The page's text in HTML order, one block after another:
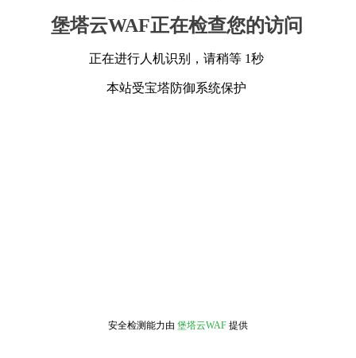
堡塔云WAF正在检查您的访问
正在进行人机识别，请稍等 1秒
本站受宝塔防御系统保护
安全检测能力由 堡塔云WAF 提供